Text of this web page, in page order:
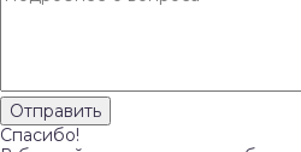
Спасибо!